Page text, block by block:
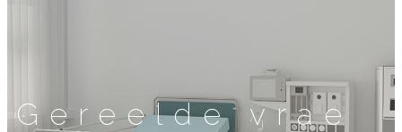
Gereelde vrae